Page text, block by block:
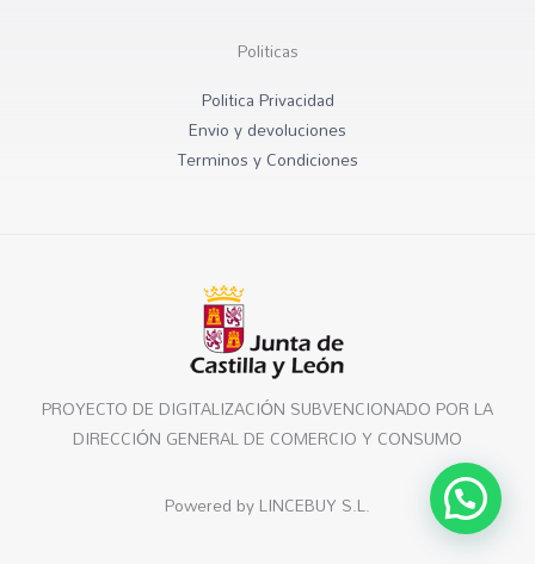
Politicas
Politica Privacidad
Envio y devoluciones
Terminos y Condiciones
PROYECTO DE DIGITALIZACIÓN SUBVENCIONADO POR LA
DIRECCIÓN GENERAL DE COMERCIO Y CONSUMO
Powered by LINCEBUY S.L.